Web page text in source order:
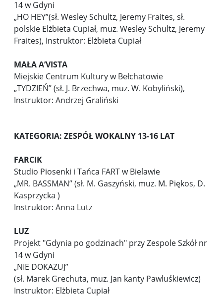
14 w Gdyni
„HO HEY”(sł. Wesley Schultz, Jeremy Fraites, sł.
polskie Elżbieta Cupiał, muz. Wesley Schultz, Jeremy
Fraites), Instruktor: Elżbieta Cupiał
MAŁA A’VISTA
Miejskie Centrum Kultury w Bełchatowie
„TYDZIEŃ” (sł. J. Brzechwa, muz. W. Kobyliński),
Instruktor: Andrzej Graliński
KATEGORIA: ZESPÓŁ WOKALNY 13-16 LAT
FARCIK
Studio Piosenki i Tańca FART w Bielawie
„MR. BASSMAN” (sł. M. Gaszyński, muz. M. Piękos, D.
Kasprzycka )
Instruktor: Anna Lutz
LUZ
Projekt "Gdynia po godzinach" przy Zespole Szkół nr
14 w Gdyni
„NIE DOKAZUJ”
(sł. Marek Grechuta, muz. Jan kanty Pawluśkiewicz)
Instruktor: Elżbieta Cupiał